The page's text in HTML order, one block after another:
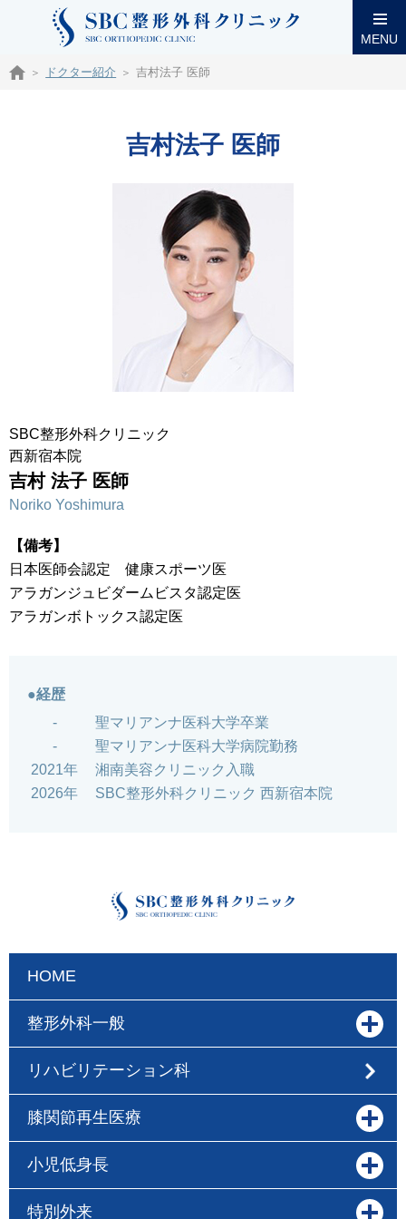
MENU
ドクター紹介 吉村法子 医師
吉村法子 医師
SBC整形外科クリニック
西新宿本院
吉村 法子 医師
Noriko Yoshimura
【備考】
日本医師会認定 健康スポーツ医
アラガンジュビダームビスタ認定医
アラガンボトックス認定医
●経歴
-
聖マリアンナ医科大学卒業
-
聖マリアンナ医科大学病院勤務
2021年
湘南美容クリニック入職
2026年
SBC整形外科クリニック 西新宿本院
HOME
整形外科一般
リハビリテーション科
膝関節再生医療
小児低身長
特別外来